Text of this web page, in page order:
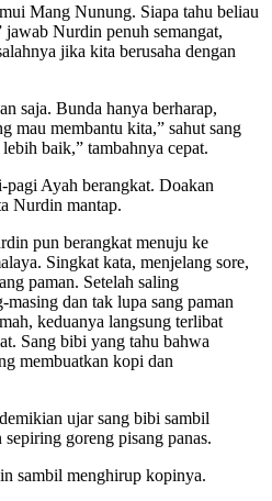
Mang Nunung. Siapa tahu beliau
Nurdin penuh semangat,
jika kita berusaha dengan
saja. Bunda hanya berharap,
mau membantu kita,” sahut sang
baik,” tambahnya cepat.
Ayah berangkat. Doakan
Nurdin mantap.
pun berangkat menuju ke
Singkat kata, menjelang sore,
paman. Setelah saling
masing dan tak lupa sang paman
keduanya langsung terlibat
Sang bibi yang tahu bahwa
membuatkan kopi dan
ujar sang bibi sambil
goreng pisang panas.
sambil menghirup kopinya.